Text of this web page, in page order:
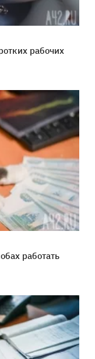
рабочих
работать